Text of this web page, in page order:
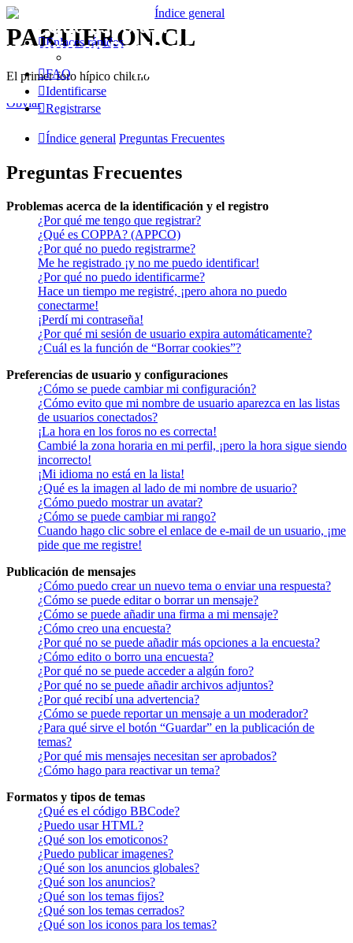
¿Qué esperas? Regístrate como
usuario en Partieron.cl y participa con
nosotros!!
PARTIERON.CL
El primer foro hípico chileno
Obviar
Enlaces rápidos
FAQ
Identificarse
Registrarse
Índice general Preguntas Frecuentes
Preguntas Frecuentes
Problemas acerca de la identificación y el registro
¿Por qué me tengo que registrar?
¿Qué es COPPA? (APPCO)
¿Por qué no puedo registrarme?
Me he registrado ¡y no me puedo identificar!
¿Por qué no puedo identificarme?
Hace un tiempo me registré, ¡pero ahora no puedo
conectarme!
¡Perdí mi contraseña!
¿Por qué mi sesión de usuario expira automáticamente?
¿Cuál es la función de “Borrar cookies”?
Preferencias de usuario y configuraciones
¿Cómo se puede cambiar mi configuración?
¿Cómo evito que mi nombre de usuario aparezca en las listas
de usuarios conectados?
¡La hora en los foros no es correcta!
Cambié la zona horaria en mi perfil, ¡pero la hora sigue siendo
incorrecto!
¡Mi idioma no está en la lista!
¿Qué es la imagen al lado de mi nombre de usuario?
¿Cómo puedo mostrar un avatar?
¿Cómo se puede cambiar mi rango?
Cuando hago clic sobre el enlace de e-mail de un usuario, ¡me
pide que me registre!
Publicación de mensajes
¿Cómo puedo crear un nuevo tema o enviar una respuesta?
¿Cómo se puede editar o borrar un mensaje?
¿Cómo se puede añadir una firma a mi mensaje?
¿Cómo creo una encuesta?
¿Por qué no se puede añadir más opciones a la encuesta?
¿Cómo edito o borro una encuesta?
¿Por qué no se puede acceder a algún foro?
¿Por qué no se puede añadir archivos adjuntos?
¿Por qué recibí una advertencia?
¿Cómo se puede reportar un mensaje a un moderador?
¿Para qué sirve el botón “Guardar” en la publicación de
temas?
¿Por qué mis mensajes necesitan ser aprobados?
¿Cómo hago para reactivar un tema?
Formatos y tipos de temas
¿Qué es el código BBCode?
¿Puedo usar HTML?
¿Qué son los emoticonos?
¿Puedo publicar imagenes?
¿Qué son los anuncios globales?
¿Qué son los anuncios?
¿Qué son los temas fijos?
¿Qué son los temas cerrados?
¿Qué son los iconos para los temas?